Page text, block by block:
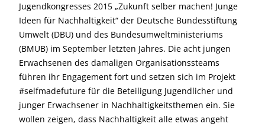
Jugendkongresses 2015 „Zukunft selber machen! Junge
Ideen für Nachhaltigkeit“ der Deutsche Bundesstiftung
Umwelt (DBU) und des Bundesumweltministeriums
(BMUB) im September letzten Jahres. Die acht jungen
Erwachsenen des damaligen Organisationssteams
führen ihr Engagement fort und setzen sich im Projekt
#selfmadefuture für die Beteiligung Jugendlicher und
junger Erwachsener in Nachhaltigkeitsthemen ein. Sie
wollen zeigen, dass Nachhaltigkeit alle etwas angeht